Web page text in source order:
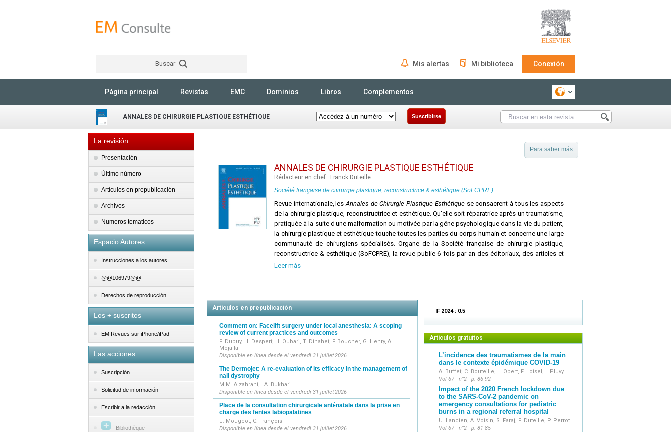
Buscar Mis alertas Mi biblioteca Conexión
Página principal Revistas EMC Dominios Libros Complementos
ANNALES DE CHIRURGIE PLASTIQUE ESTHÉTIQUE Suscribirse
La revisión
Presentación
Último número
Artículos en prepublicación
Archivos
Numeros tematicos
Espacio Autores
Instrucciones a los autores
@@106979@@
Derechos de reproducción
Los + suscritos
EM|Revues sur iPhone/iPad
Las acciones
Suscripción
Solicitud de información
Escribir a la redacción
Bibliothèque
Para saber más
ANNALES DE CHIRURGIE PLASTIQUE ESTHÉTIQUE
Rédacteur en chef : Franck Duteille
Société française de chirurgie plastique, reconstructrice & esthétique (SoFCPRE)
Revue internationale, lesAnnales de Chirurgie Plastique Esthétique se consacrent à tous les aspects
de la chirurgie plastique, reconstructrice et esthétique. Qu'elle soit réparatrice après un traumatisme,
pratiquée à la suite d'une malformation ou motivée par la gêne psychologique dans la vie du patient,
la chirurgie plastique et esthétique touche toutes les parties du corps humain et concerne une large
communauté de chirurgiens spécialisés. Organe de la Société française de chirurgie plastique,
reconstructrice & esthétique (SoFCPRE), la revue publie 6 fois par an des éditoriaux, des articles et
mémoires originaux, des mises au point, des notes techniques, des revues générales.
Leer más
Artículos en prepublicación
Comment on: Facelift surgery under local anesthesia: A scoping
review of current practices and outcomes
F. Dupuy, H. Despert, H. Oubari, T. Dinahet, F. Boucher, G. Henry, A.
Mojallal
Disponible en línea desde el vendredi 31 juillet 2026
The Dermojet: A re-evaluation of its efficacy in the management of
nail dystrophy
M.M. Alzahrani, I.A. Bukhari
Disponible en línea desde el vendredi 31 juillet 2026
Place de la consultation chirurgicale anténatale dans la prise en
charge des fentes labiopalatines
J. Mougeot, C. François
Disponible en línea desde el vendredi 31 juillet 2026
IF 2024 : 0.5
Artículos gratuitos
L’incidence des traumatismes de la main
dans le contexte épidémique COVID-19
A. Buffet, C. Bouteille, L. Obert, F. Loisel, I. Pluvy
Vol 67 - n°2 - p. 86-92
Impact of the 2020 French lockdown due
to the SARS-CoV-2 pandemic on
emergency consultations for pediatric
burns in a regional referral hospital
U. Lancien, A. Voisin, S. Faraj, F. Duteille, P. Perrot
Vol 67 - n°2 - p. 81-85